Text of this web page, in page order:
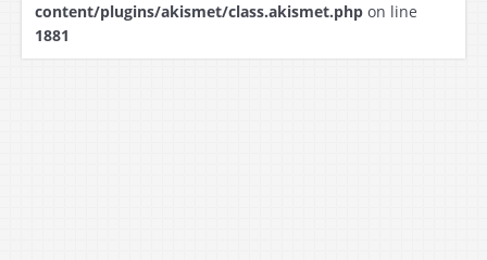
content/plugins/akismet/class.akismet.php on line
1881